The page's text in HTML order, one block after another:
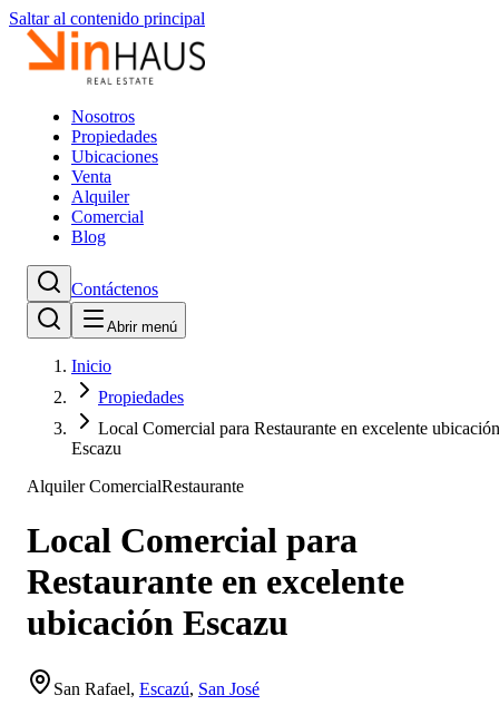
Saltar al contenido principal
Nosotros
Propiedades
Ubicaciones
Venta
Alquiler
Comercial
Blog
Contáctenos
Abrir menú
Inicio
Propiedades
Local Comercial para Restaurante en excelente ubicación
Escazu
Alquiler ComercialRestaurante
Local Comercial para
Restaurante en excelente
ubicación Escazu
San Rafael, Escazú, San José